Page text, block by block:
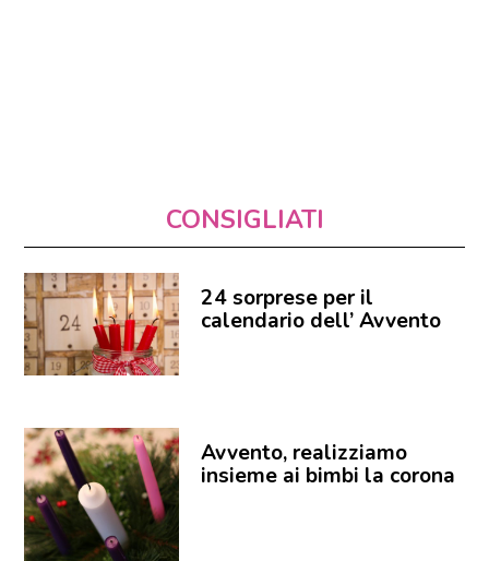
CONSIGLIATI
24 sorprese per il
calendario dell’ Avvento
Avvento, realizziamo
insieme ai bimbi la corona